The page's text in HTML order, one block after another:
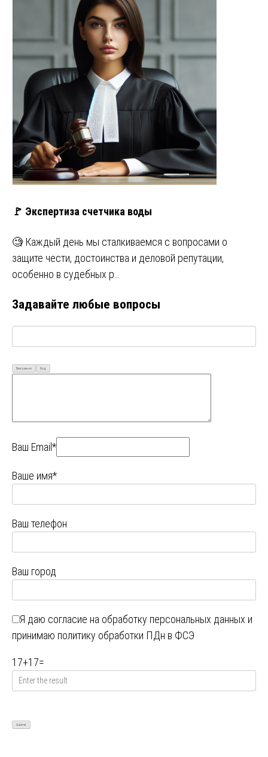
🚩 Экспертиза счетчика воды
🧐 Каждый день мы сталкиваемся с вопросами о
защите чести, достоинства и деловой репутации,
особенно в судебных р…
Задавайте любые вопросы
Визуально Код
Ваш Email*
Ваше имя*
Ваш телефон
Ваш город
Я даю согласие на обработку персональных данных и
принимаю политику обработки ПДн в ФСЭ
17+17=